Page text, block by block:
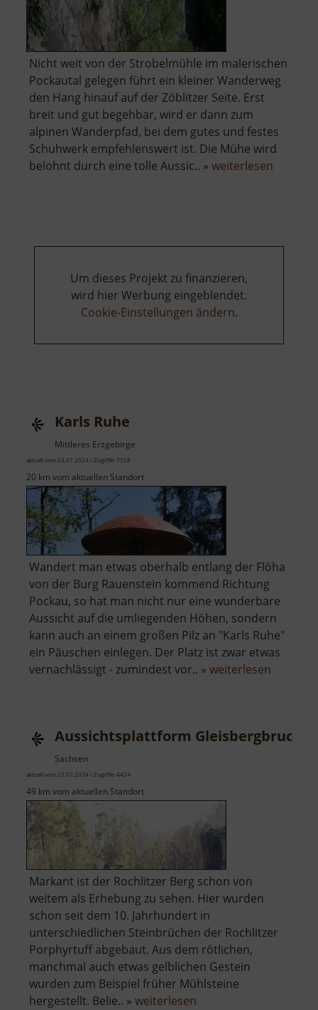
Nicht weit von der Strobelmühle im malerischen
Pockautal gelegen führt ein kleiner Wanderweg
den Hang hinauf auf der Zöblitzer Seite. Erst
breit und gut begehbar, wird er dann zum
alpinen Wanderpfad, bei dem gutes und festes
Schuhwerk empfehlenswert ist. Die Mühe wird
belohnt durch eine tolle Aussic.. » weiterlesen
Um dieses Projekt zu finanzieren,
wird hier Werbung eingeblendet.
Cookie-Einstellungen ändern.
Karls Ruhe
Mittleres Erzgebirge
aktuell vom 23.07.2024 / Zugriffe: 7558
20 km vom aktuellen Standort
Wandert man etwas oberhalb entlang der Flöha
von der Burg Rauenstein kommend Richtung
Pockau, so hat man nicht nur eine wunderbare
Aussicht auf die umliegenden Höhen, sondern
kann auch an einem großen Pilz an "Karls Ruhe"
ein Päuschen einlegen. Der Platz ist zwar etwas
vernachlässigt - zumindest vor.. » weiterlesen
Aussichtsplattform Gleisbergbruch
Sachsen
aktuell vom 23.07.2024 / Zugriffe: 4424
49 km vom aktuellen Standort
Markant ist der Rochlitzer Berg schon von
weitem als Erhebung zu sehen. Hier wurden
schon seit dem 10. Jahrhundert in
unterschiedlichen Steinbrüchen der Rochlitzer
Porphyrtuff abgebaut. Aus dem rötlichen,
manchmal auch etwas gelblichen Gestein
wurden zum Beispiel früher Mühlsteine
hergestellt. Belie.. » weiterlesen